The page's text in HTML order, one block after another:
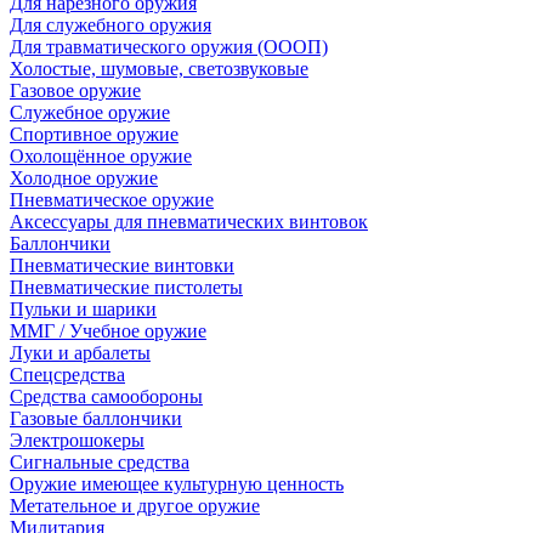
Для служебного оружия
Для травматического оружия (ОООП)
Холостые, шумовые, светозвуковые
Газовое оружие
Служебное оружие
Спортивное оружие
Охолощённое оружие
Холодное оружие
Пневматическое оружие
Аксессуары для пневматических винтовок
Баллончики
Пневматические винтовки
Пневматические пистолеты
Пульки и шарики
ММГ / Учебное оружие
Луки и арбалеты
Спецсредства
Средства самообороны
Газовые баллончики
Электрошокеры
Сигнальные средства
Оружие имеющее культурную ценность
Метательное и другое оружие
Милитария